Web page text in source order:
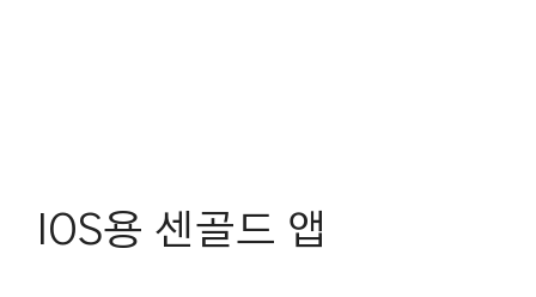
IOS용 센골드 앱